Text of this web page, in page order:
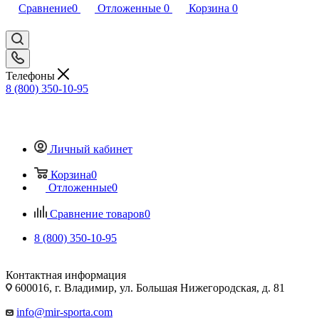
Сравнение0 Отложенные 0 Корзина 0
Телефоны
8 (800) 350-10-95
Личный кабинет
Корзина0
Отложенные0
Сравнение товаров0
8 (800) 350-10-95
Контактная информация
600016, г. Владимир, ул. Большая Нижегородская, д. 81
info@mir-sporta.com